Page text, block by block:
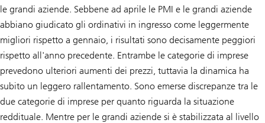
le grandi aziende. Sebbene ad aprile le PMI e le grandi aziende
abbiano giudicato gli ordinativi in ingresso come leggermente
migliori rispetto a gennaio, i risultati sono decisamente peggiori
rispetto all'anno precedente. Entrambe le categorie di imprese
prevedono ulteriori aumenti dei prezzi, tuttavia la dinamica ha
subito un leggero rallentamento. Sono emerse discrepanze tra le
due categorie di imprese per quanto riguarda la situazione
reddituale. Mentre per le grandi aziende si è stabilizzata al livello